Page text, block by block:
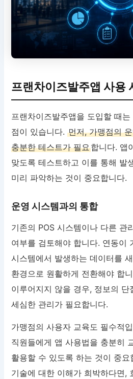
프랜차이즈발주앱 사용
프랜차이즈발주앱을 도입할 때
점이 있습니다.먼저, 가맹점의
충분한 테스트가 필요합니다. 앱
맞도록 테스트하고 이를 통해 발
미리 파악하는 것이 중요합니다.
운영 시스템과의 통합
기존의 POS 시스템이나 다른 관
여부를 검토해야 합니다. 연동이
시스템에서 발생하는 데이터를
환경으로 원활하게 전환해야 합
이루어지지 않을 경우, 정보의
세심한 관리가 필요합니다.
가맹점의 사용자 교육도 필수적
직원들에게 앱 사용법을 충분히
활용할 수 있도록 하는 것이 중요
기술에 대한 이해가 희박하다면,